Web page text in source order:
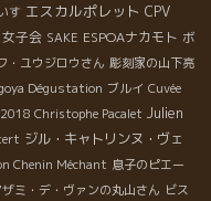
す エスカルポレット CPV
女子会 SAKE ESPOAナカモト ボ
・ユウジロウさん 彫刻家の山下亮
Dégustation ブルイ Cuvée
Christophe Pacalet Julien
ジル・キャトリンヌ・ヴェ
Chenin Méchant 息子のピエー
ザミ・デ・ヴァンの丸山さん ビス